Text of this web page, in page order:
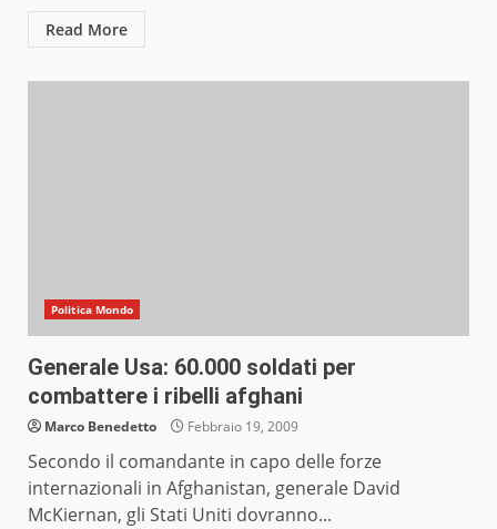
Read More
Politica Mondo
Generale Usa: 60.000 soldati per
combattere i ribelli afghani
Marco Benedetto Febbraio 19, 2009
Secondo il comandante in capo delle forze
internazionali in Afghanistan, generale David
McKiernan, gli Stati Uniti dovranno...